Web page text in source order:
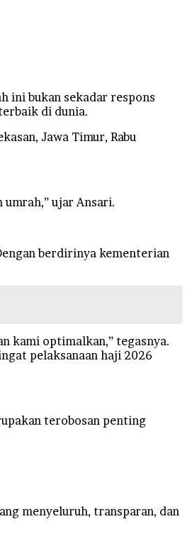
ini bukan sekadar respons
di dunia.
Jawa Timur, Rabu
ujar Ansari.
berdirinya kementerian
kami optimalkan,” tegasnya.
pelaksanaan haji 2026
terobosan penting
menyeluruh, transparan, dan